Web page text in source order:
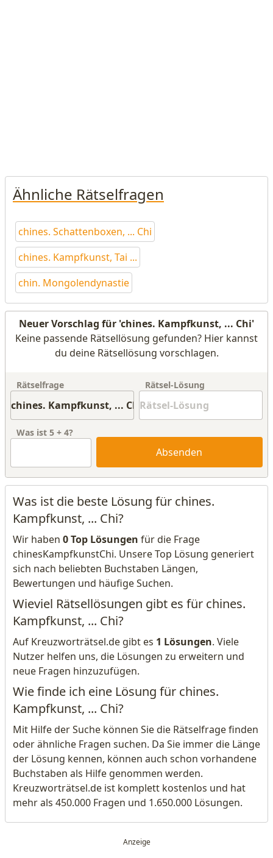
Ähnliche Rätselfragen
chines. Schattenboxen, ... Chi
chines. Kampfkunst, Tai ...
chin. Mongolendynastie
Neuer Vorschlag für 'chines. Kampfkunst, ... Chi'
Keine passende Rätsellösung gefunden? Hier kannst
du deine Rätsellösung vorschlagen.
Rätselfrage Rätsel-Lösung
Was ist 5 + 4?
Absenden
Was ist die beste Lösung für chines.
Kampfkunst, ... Chi?
Wir haben 0 Top Lösungen für die Frage
chinesKampfkunstChi. Unsere Top Lösung generiert
sich nach beliebten Buchstaben Längen,
Bewertungen und häufige Suchen.
Wieviel Rätsellösungen gibt es für chines.
Kampfkunst, ... Chi?
Auf Kreuzworträtsel.de gibt es 1 Lösungen. Viele
Nutzer helfen uns, die Lösungen zu erweitern und
neue Fragen hinzuzufügen.
Wie finde ich eine Lösung für chines.
Kampfkunst, ... Chi?
Mit Hilfe der Suche können Sie die Rätselfrage finden
oder ähnliche Fragen suchen. Da Sie immer die Länge
der Lösung kennen, können auch schon vorhandene
Buchstaben als Hilfe genommen werden.
Kreuzworträtsel.de ist komplett kostenlos und hat
mehr als 450.000 Fragen und 1.650.000 Lösungen.